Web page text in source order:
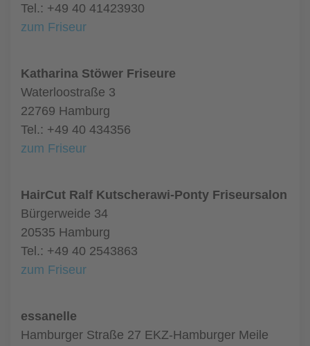
Tel.: +49 40 41423930
zum Friseur
Katharina Stöwer Friseure
Waterloostraße 3
22769 Hamburg
Tel.: +49 40 434356
zum Friseur
HairCut Ralf Kutscherawi-Ponty Friseursalon
Bürgerweide 34
20535 Hamburg
Tel.: +49 40 2543863
zum Friseur
essanelle
Hamburger Straße 27 EKZ-Hamburger Meile